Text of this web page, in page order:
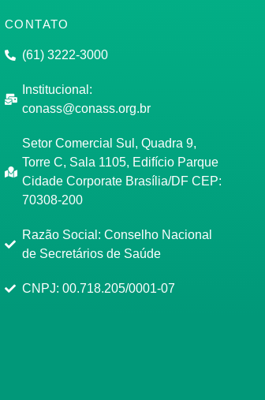
CONTATO
(61) 3222-3000
Institucional:
conass@conass.org.br
Setor Comercial Sul, Quadra 9,
Torre C, Sala 1105, Edifício Parque
Cidade Corporate Brasília/DF CEP:
70308-200
Razão Social: Conselho Nacional
de Secretários de Saúde
CNPJ: 00.718.205/0001-07